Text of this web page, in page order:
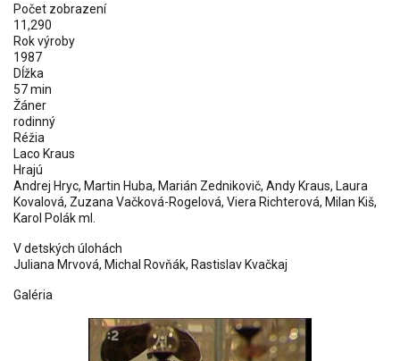
Počet zobrazení
11,290
Rok výroby
1987
Dĺžka
57 min
Žáner
rodinný
Réžia
Laco Kraus
Hrajú
Andrej Hryc, Martin Huba, Marián Zednikovič, Andy Kraus, Laura
Kovalová, Zuzana Vačková-Rogelová, Viera Richterová, Milan Kiš,
Karol Polák ml.
V detských úlohách
Juliana Mrvová, Michal Rovňák, Rastislav Kvačkaj
Galéria